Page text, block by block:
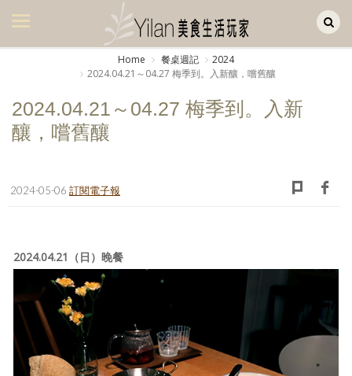
美食集
廚房集
旅遊集
日記簿
餐桌週記
享樂隨手拍
照相簿
Home 餐桌週記
2024
2024.04.21～04.27 梅季到。入新釀，嚐舊釀
2024.04.21～04.27 梅季到。入新
釀，嚐舊釀
2024-05-06 訂閱電子報
2024.04.21（日）晚餐